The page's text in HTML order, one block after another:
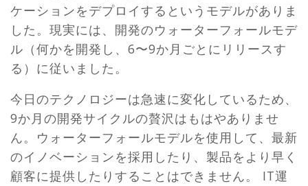
ケーションをデプロイするというモデルがありま
した。現実には、開発のウォーターフォールモデ
ル（何かを開発し、6〜9か月ごとにリリースす
る）に従いました。
今日のテクノロジーは急速に変化しているため、
9か月の開発サイクルの贅沢はもはやありませ
ん。ウォーターフォールモデルを使用して、最新
のイノベーションを採用したり、製品をより早く
顧客に提供したりすることはできません。 IT運